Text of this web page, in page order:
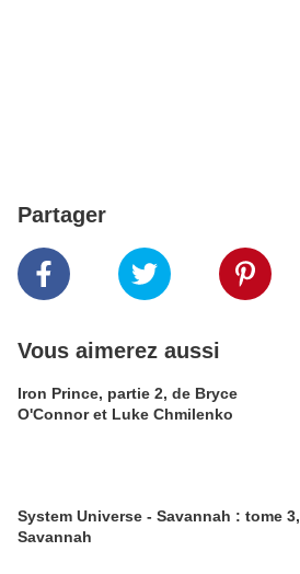
Partager
Vous aimerez aussi
Iron Prince, partie 2, de Bryce
O'Connor et Luke Chmilenko
System Universe - Savannah : tome 3,
Savannah